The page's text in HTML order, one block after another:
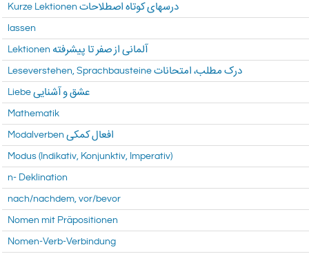
Kurze Lektionen درسهای کوتاه اصطلاحات
lassen
Lektionen آلمانی‌ از صفر تا پیشرفته
Leseverstehen, Sprachbausteine درک مطلب، امتحانات
Liebe عشق و آشنایی
Mathematik
Modus (Indikativ, Konjunktiv, Imperativ)
n- Deklination
nach/nachdem, vor/bevor
Nomen mit Präpositionen
Nomen-Verb-Verbindung